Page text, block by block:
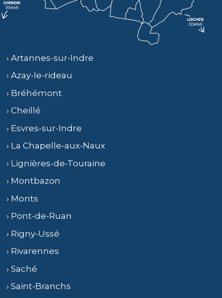
› Artannes-sur-Indre
› Azay-le-rideau
› Bréhémont
› Cheillé
› Esvres-sur-Indre
› La Chapelle-aux-Naux
› Lignières-de-Touraine
› Montbazon
› Monts
› Pont-de-Ruan
› Rigny-Ussé
› Rivarennes
› Saché
› Saint-Branchs